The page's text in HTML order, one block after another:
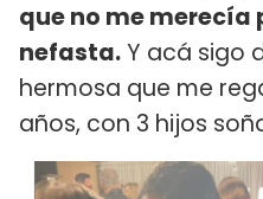
que no me merecía
nefasta.Y acá sigo
hermosa que me
años, con 3 hijos